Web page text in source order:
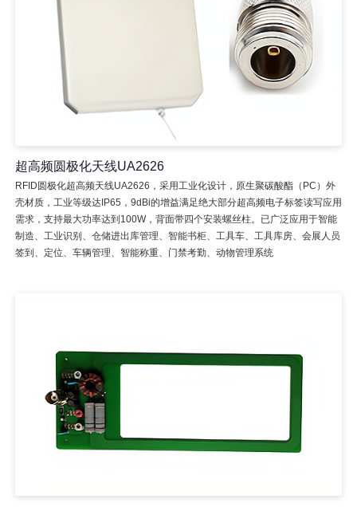
超高频圆极化天线UA2626
RFID圆极化超高频天线UA2626，采用工业化设计，原生聚碳酸酯（PC）外
壳材质，工业等级达IP65，9dBi的增益满足绝大部分超高频电子标签读写应用
需求，支持最大功率达到100W，背面带四个安装螺丝柱。已广泛应用于智能
制造、工业识别、仓储进出库管理、智能书柜、工具车、工具库房、会展人员
签到、定位、车辆管理、智能称重、门禁考勤、动物管理系统